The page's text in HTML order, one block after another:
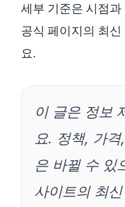
세부 기준은 시점
공식 페이지의 최
요.
이 글은 정보
요. 정책, 가
은 바뀔 수 있
사이트의 최